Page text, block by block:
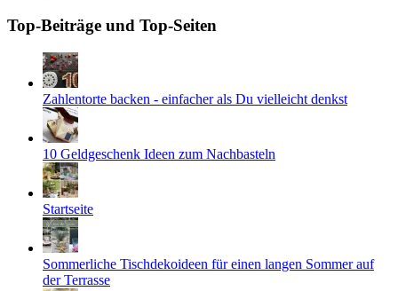
Top-Beiträge und Top-Seiten
Zahlentorte backen - einfacher als Du vielleicht denkst
10 Geldgeschenk Ideen zum Nachbasteln
Startseite
Sommerliche Tischdekoideen für einen langen Sommer auf
der Terrasse